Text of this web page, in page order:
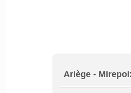
Ariège -